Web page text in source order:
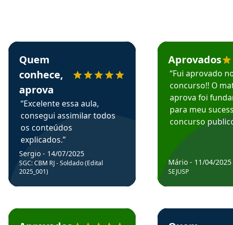
em depoimento
em depoimento
Estudante Sergio recomenda o Aprova Concursos em depoimento
Quem
conhece,
aprova
“Excelente essa aula,
consegui assimilar todos
os conteúdos
explicados.”
Sergio - 14/07/2025
SGC: CBM RJ - Soldado (Edital
2025_001)
Estudante Cicero recomenda o Aprova Concursos em depoimento
Estudante Mário
Aprovados
“Fui aprovado
concurso!! O
aprova foi
para meu
concurso
Mário - 11/04/2025
SEJUSP
Estudante Henrique